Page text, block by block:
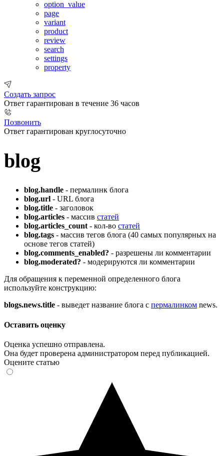
option_value
page
variant
product
review
search
settings
property
Создать запрос
Ответ гарантирован в течение 36 часов
Позвонить
Ответ гарантирован круглосуточно
blog
blog.handle - пермалинк блога
blog.url - URL блога
blog.title - заголовок
blog.articles - массив статей
blog.articles_count- кол-во статей
blog.tags - массив тегов блога (40 самых популярных на
основе тегов статей)
blog.comments_enabled? - разрешены ли комментарии
blog.moderated? - модерируются ли комментарии
Для обращения к переменной определенного блога
используйте конструкцию:
blogs.news.title - выведет название блога с пермалинком news.
Оставить оценку
Оценка успешно отправлена.
Она будет проверена администратором перед публикацией.
Оцените статью